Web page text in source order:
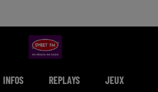
INFOS REPLAYS JEUX